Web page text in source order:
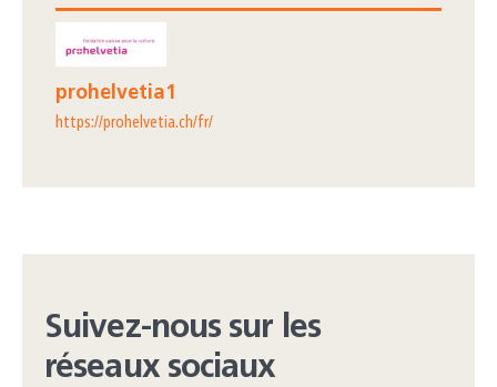
prohelvetia1
https://prohelvetia.ch/fr/
Suivez-nous sur les
réseaux sociaux